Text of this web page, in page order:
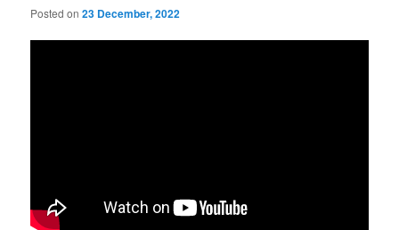
Posted on23 December, 2022